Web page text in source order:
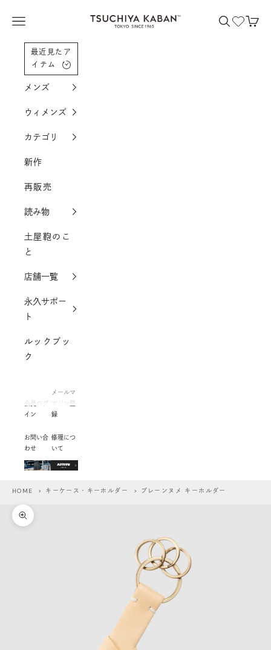
土屋鞄製造所
メニューを開く 検索を開く
カー
最近見たア
イテム
メンズ
ウィメンズ
カテゴリ
新作
再販売
読み物
土屋鞄のこ
と
店舗一覧
永久サポー
ト
ルックブッ
ク
会員ログ
イン
メールマ
ガジン登
録
お問い合
わせ
修理につ
いて
HOME > キーケース・キーホルダー > プレーンヌメ キーホルダー
ズームイン